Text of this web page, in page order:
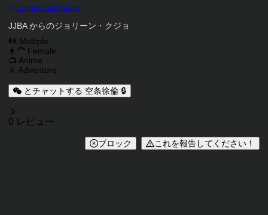
キャラクタークリエイター
@LuminousDream
キャラクター説明
JJBA からのジョリーン・クジョ
キャラクタータグ
👭 Multiple
👩‍🦰 Female
📺 Anime
⚔️ Adventure
とチャットする 空条徐倫 🔒
レビュー
0 レビュー
ブロック これを報告してください！